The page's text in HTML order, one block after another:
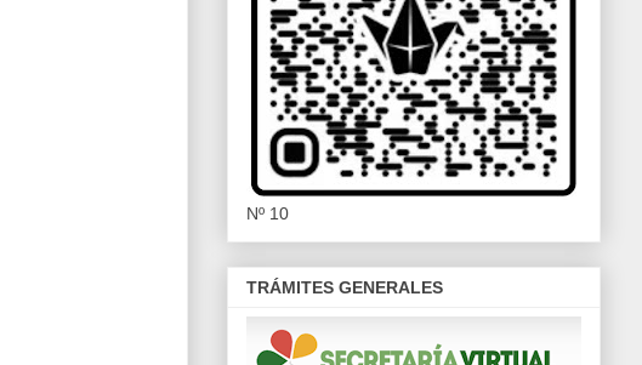
Nº 10
TRÁMITES GENERALES